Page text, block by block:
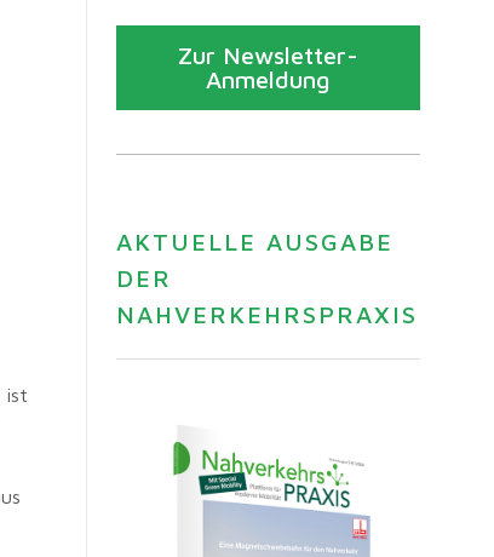
ist
Zur Newsletter-
Anmeldung
AKTUELLE AUSGABE
DER
NAHVERKEHRSPRAXIS